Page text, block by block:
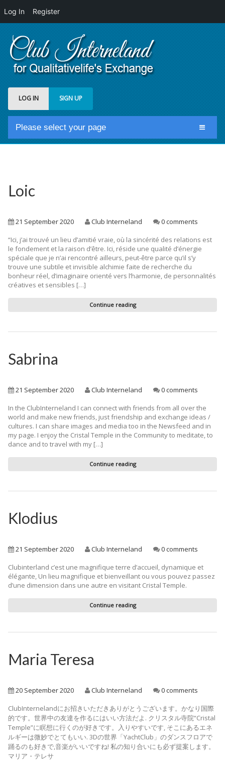
Log In Register
LOG IN SIGN UP
Please select your page
Home
Centrale Cosmique
Communication Point
Cristal Temple
Meeting Point
The Yacht Club
Loic
21 September 2020 Club Interneland
0 comments
“Ici, j’ai trouvé un lieu d’amitié vraie, où la sincérité des relations est
le fondement et la raison d’être. Ici, réside une qualité d’énergie
spéciale que je n’ai rencontré ailleurs, peut-être parce qu’il s’y
trouve une subtile et invisible alchimie faite de recherche du
bonheur réel, d’imaginaire orienté vers l’harmonie, de personnalités
créatives et sensibles […]
Continue reading
Sabrina
21 September 2020 Club Interneland
0 comments
In the ClubInterneland I can connect with friends from all over the
world and make new friends, just friendship and exchange ideas /
cultures. I can share images and media too in the Newsfeed and in
my page. I enjoy the Cristal Temple in the Community to meditate, to
dance and to travel with my […]
Continue reading
Klodius
21 September 2020 Club Interneland
0 comments
Clubinterland c’est une magnifique terre d’accueil, dynamique et
élégante, Un lieu magnifique et bienveillant ou vous pouvez passez
d’une dimension dans une autre en visitant Cristal Temple.
Continue reading
Maria Teresa
20 September 2020 Club Interneland
0 comments
ClubInternelandにお招きいただきありがとうございます。かなり国際
的です。世界中の友達を作るにはいい方法だよ. クリスタル寺院“Cristal
Temple”に瞑想に行くのが好きです。入りやすいです, そこにあるエネ
ルギーは微妙でとてもいい. 3Dの世界「YachtClub」のダンスフロアで
踊るのも好きで,音楽がいいですね! 私の知り合いにも必ず提案します。
マリア・テレサ